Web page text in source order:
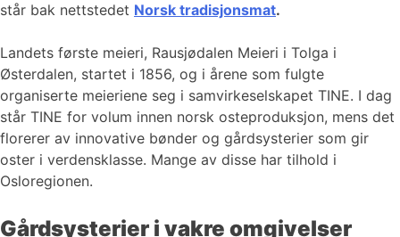
står bak nettstedet Norsk tradisjonsmat.
Landets første meieri, Rausjødalen Meieri i Tolga i
Østerdalen, startet i 1856, og i årene som fulgte
organiserte meieriene seg i samvirkeselskapet TINE. I dag
står TINE for volum innen norsk osteproduksjon, mens det
florerer av innovative bønder og gårdsysterier som gir
oster i verdensklasse. Mange av disse har tilhold i
Osloregionen.
Gårdsysterier i vakre omgivelser